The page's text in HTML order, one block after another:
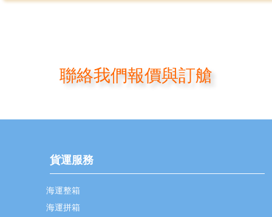
聯絡我們報價與訂艙
貨運服務
海運整箱
海運拼箱